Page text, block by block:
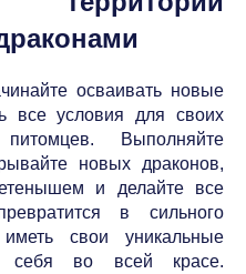
осваивать новые
все условия для своих
Выполняйте
новых драконов,
и делайте все
в сильного
свои уникальные
себя во всей красе.